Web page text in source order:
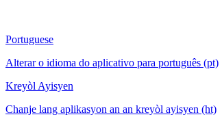
Portuguese
Alterar o idioma do aplicativo para português (pt)
Kreyòl Ayisyen
Chanje lang aplikasyon an an kreyòl ayisyen (ht)